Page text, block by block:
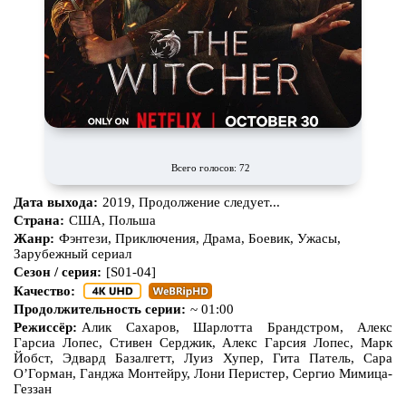
Всего голосов: 72
Дата выхода: 2019, Продолжение следует...
Страна: США, Польша
Жанр: Фэнтези, Приключения, Драма, Боевик, Ужасы,
Зарубежный сериал
Сезон / серия: [S01-04]
Качество:
Продолжительность серии: ~ 01:00
Режиссёр: Алик Сахаров, Шарлотта Брандстром, Алекс
Гарсиа Лопес, Стивен Серджик, Алекс Гарсия Лопес, Марк
Йобст, Эдвард Базалгетт, Луиз Хупер, Гита Патель, Сара
О’Горман, Ганджа Монтейру, Лони Перистер, Сергио Мимица-
Геззан